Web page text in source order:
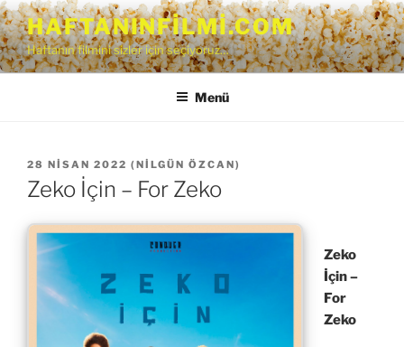
İçeriğe
geç HAFTANINFILMI.COM
Haftanın filmini sizler için seçiyoruz…
Menü
YAYIM
TARIHI
28 NISAN 2022 ( NILGÜN ÖZCAN)
Zeko İçin – For Zeko
Zeko
İçin –
For
Zeko